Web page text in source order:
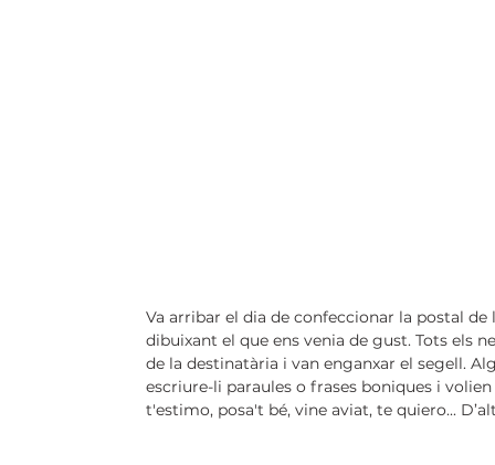
Va arribar el dia de confeccionar la postal
dibuixant el que ens venia de gust. Tots els
de la destinatària i van enganxar el segell.
escriure-li paraules o frases boniques i
t'estimo, posa't bé, vine aviat, te quiero...